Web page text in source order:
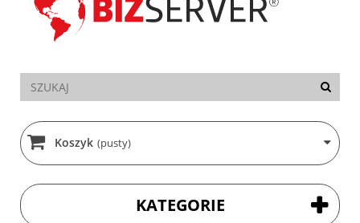
Koszyk (pusty)
KATEGORIE